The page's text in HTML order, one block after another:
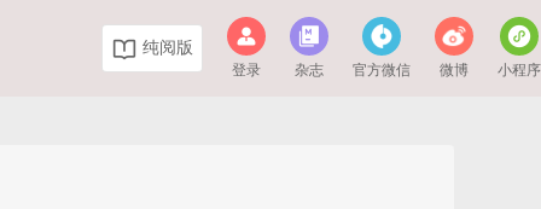
纯阅版
登录 杂志 官方微信 微博 小程序